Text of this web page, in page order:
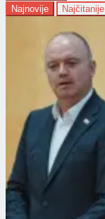
Najnovije
Najčitanije